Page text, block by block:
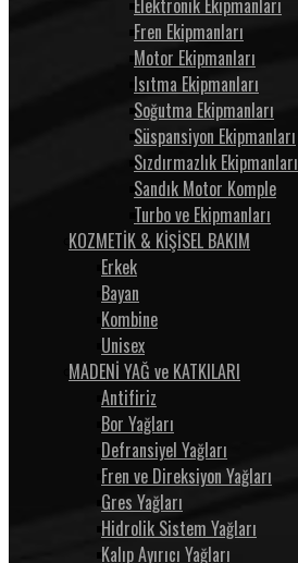
Elektronik Ekipmanları
Fren Ekipmanları
Motor Ekipmanları
Isıtma Ekipmanları
Soğutma Ekipmanları
Süspansiyon Ekipmanları
Sızdırmazlık Ekipmanları
Sandık Motor Komple
Turbo ve Ekipmanları
KOZMETİK & KİŞİSEL BAKIM
Erkek
Bayan
Kombine
Unisex
MADENİ YAĞ ve KATKILARI
Antifiriz
Bor Yağları
Defransiyel Yağları
Fren ve Direksiyon Yağları
Gres Yağları
Hidrolik Sistem Yağları
Kalıp Ayırıcı Yağları